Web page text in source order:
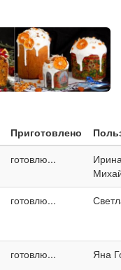
Приготовлено
готовлю...
готовлю...
готовлю... Яна